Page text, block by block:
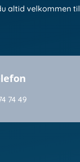
altid velkommen til
74 49